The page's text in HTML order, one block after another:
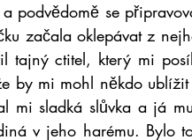
podvědomě se
začala oklepávat z
tajný ctitel, který mi
by mi mohl někdo ublížit
mi sladká slůvka a já
v jeho harému. Bylo